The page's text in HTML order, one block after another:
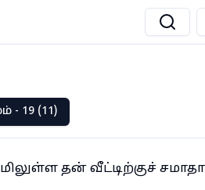
- 19 (11)
தன் வீட்டிற்குச்